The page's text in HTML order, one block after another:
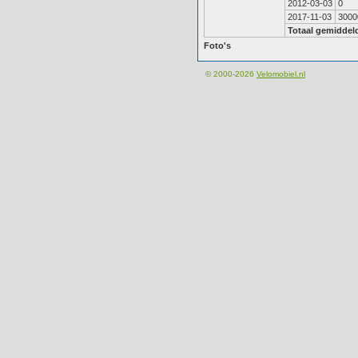
2012-03-03 0
2017-11-03
Totaal
Foto's
© 2000-2026 Velomobiel.nl